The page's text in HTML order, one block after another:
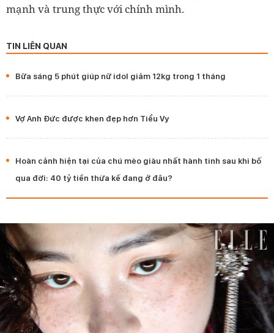
mạnh và trung thực với chính mình.
TIN LIÊN QUAN
Bữa sáng 5 phút giúp nữ idol giảm 12kg trong 1 tháng
Vợ Anh Đức được khen đẹp hơn Tiểu Vy
Hoàn cảnh hiện tại của chú mèo giàu nhất hành tinh sau khi bố
qua đời: 40 tỷ tiền thừa kế đang ở đâu?